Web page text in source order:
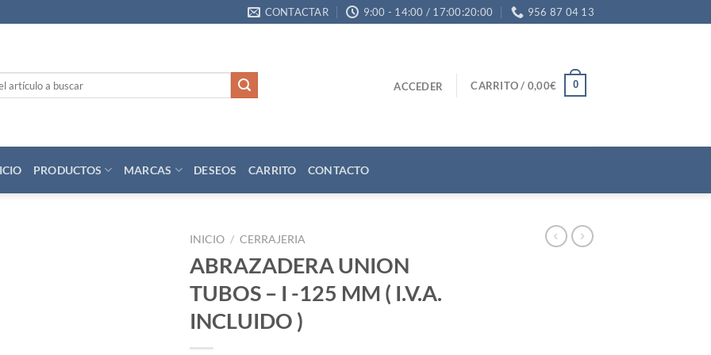
CONTACTAR 9:00 - 14:00 / 17:00:20:00 956 87 04 13
ACCEDER CARRITO / 0,00€ 0
PRODUCTOS MARCAS DESEOS CARRITO CONTACTO
INICIO / CERRAJERIA
ABRAZADERA UNION
TUBOS – I -125 MM ( I.V.A.
INCLUIDO )